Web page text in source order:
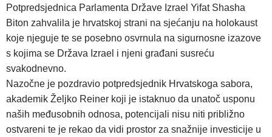
Potpredsjednica Parlamenta Države Izrael Yifat Shasha
Biton zahvalila je hrvatskoj strani na sjećanju na holokaust
koje njeguje te se posebno osvrnula na sigurnosne izazove
s kojima se Država Izrael i njeni građani susreću
svakodnevno.
Nazočne je pozdravio potpredsjednik Hrvatskoga sabora,
akademik Željko Reiner koji je istaknuo da unatoč usponu
naših međusobnih odnosa, potencijali nisu niti približno
ostvareni te je rekao da vidi prostor za snažnije investicije u